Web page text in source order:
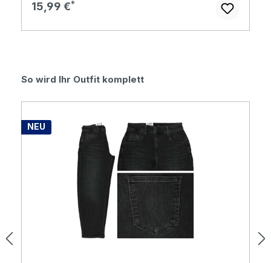
Regulärer Preis:
15,99 €
Produktgalerie überspringen
So wird Ihr Outfit komplett
NEU